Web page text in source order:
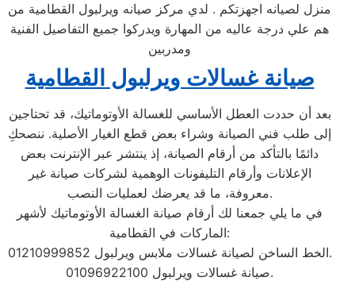
منزل لصيانه اجهزتكم . لدي مركز صيانه ويرلبول القطامية من
هم علي درجة عاليه من المهارة ويدركوا جميع التفاصيل الفنية
ومدربين
صيانة غسالات ويرلبول القطامية
بعد أن حددت العطل الأساسي للغسالة الأوتوماتيك، قد تحتاجين
إلى طلب فني الصيانة وشراء بعض قطع الغيار الأصلية. ننصحكِ
دائمًا بالتأكد من أرقام الصيانة، إذ ينتشر عبر الإنترنت بعض
الإعلانات وأرقام التليفونات الوهمية لشركات صيانة غير
معروفة، ما قد يعرضك لعمليات النصب.
في ما يلي جمعنا لك أرقام صيانة الغسالة الأوتوماتيك لأشهر
الماركات في القطامية:
الخط الساخن لصيانة غسالات ملابس ويرلبول 01210999852.
صيانة غسالات ويرلبول 01096922100.